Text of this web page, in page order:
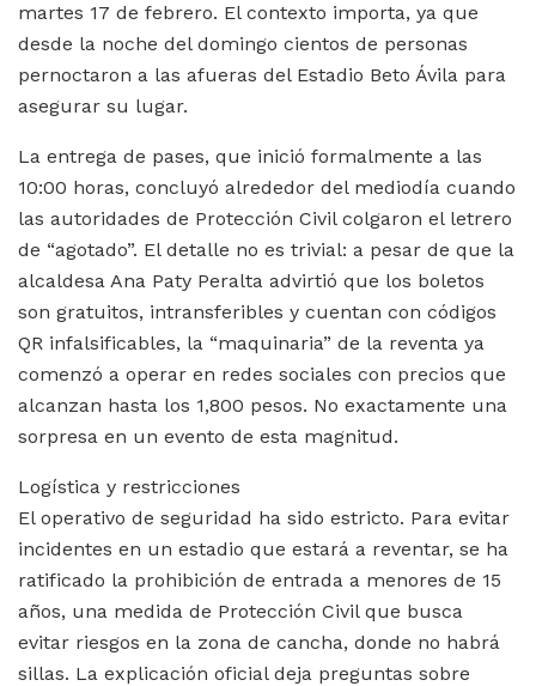
martes 17 de febrero. El contexto importa, ya que
desde la noche del domingo cientos de personas
pernoctaron a las afueras del Estadio Beto Ávila para
asegurar su lugar.
La entrega de pases, que inició formalmente a las
10:00 horas, concluyó alrededor del mediodía cuando
las autoridades de Protección Civil colgaron el letrero
de “agotado”. El detalle no es trivial: a pesar de que la
alcaldesa Ana Paty Peralta advirtió que los boletos
son gratuitos, intransferibles y cuentan con códigos
QR infalsificables, la “maquinaria” de la reventa ya
comenzó a operar en redes sociales con precios que
alcanzan hasta los 1,800 pesos. No exactamente una
sorpresa en un evento de esta magnitud.
Logística y restricciones
El operativo de seguridad ha sido estricto. Para evitar
incidentes en un estadio que estará a reventar, se ha
ratificado la prohibición de entrada a menores de 15
años, una medida de Protección Civil que busca
evitar riesgos en la zona de cancha, donde no habrá
sillas. La explicación oficial deja preguntas sobre